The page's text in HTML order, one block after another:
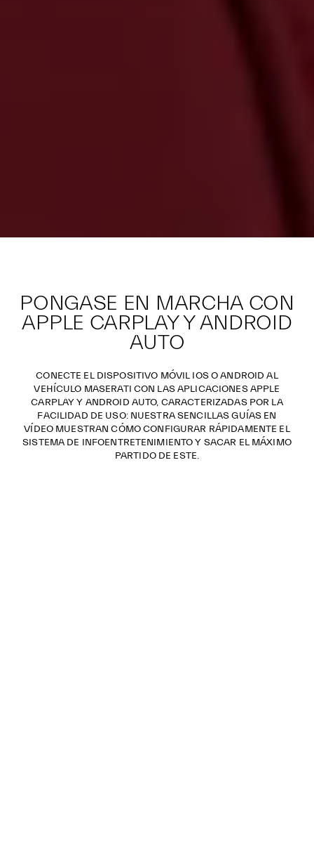
PONGASE EN MARCHA CON
APPLE CARPLAY Y ANDROID
AUTO
CONECTE EL DISPOSITIVO MÓVIL IOS O ANDROID AL
VEHÍCULO MASERATI CON LAS APLICACIONES APPLE
CARPLAY Y ANDROID AUTO, CARACTERIZADAS POR LA
FACILIDAD DE USO: NUESTRA SENCILLAS GUÍAS EN
VÍDEO MUESTRAN CÓMO CONFIGURAR RÁPIDAMENTE EL
SISTEMA DE INFOENTRETENIMIENTO Y SACAR EL MÁXIMO
PARTIDO DE ESTE.